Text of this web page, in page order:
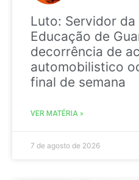
Luto: Servidor
Educação de
decorrência de
automobilistico
final de semana
VER MATÉRIA »
7 de agosto de 2026